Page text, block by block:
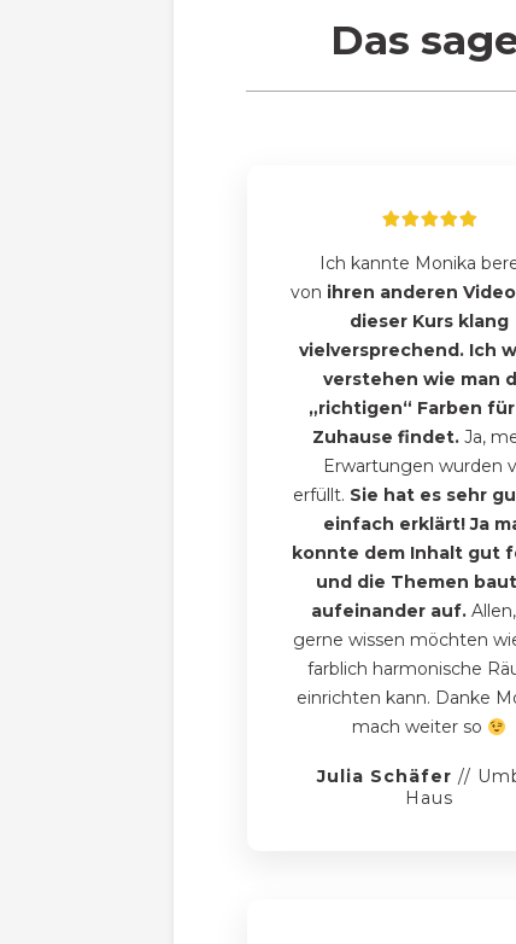
Das
Ich kannte Monika
von ihren anderen
dieser Kurs klang
vielversprechend. Ich
verstehen wie man
„richtigen“ Farben
Zuhause findet. Ja,
Erwartungen wurden
erfüllt. Sie hat es sehr
einfach erklärt! Ja
konnte dem Inhalt gut
und die Themen
aufeinander auf.
gerne wissen möchten
farblich harmonische
einrichten kann. Danke
mach weiter so
Julia Schäfer //
Haus